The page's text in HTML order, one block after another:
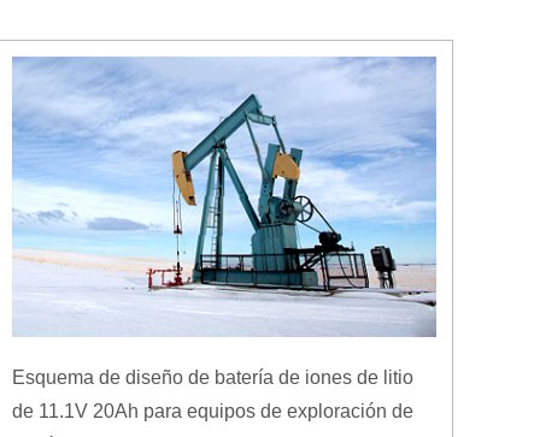
Esquema de diseño de batería de iones de litio
de 11.1V 20Ah para equipos de exploración de